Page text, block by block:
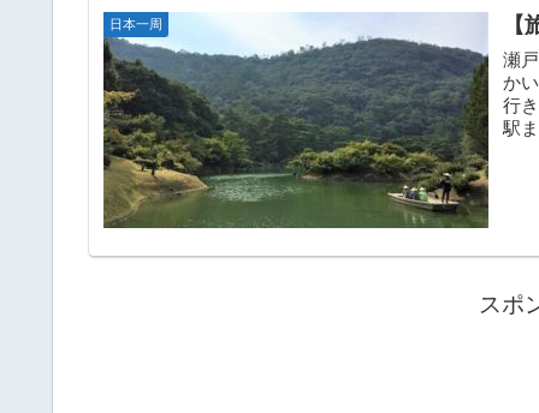
日本一周
瀬
か
行
駅
スポ